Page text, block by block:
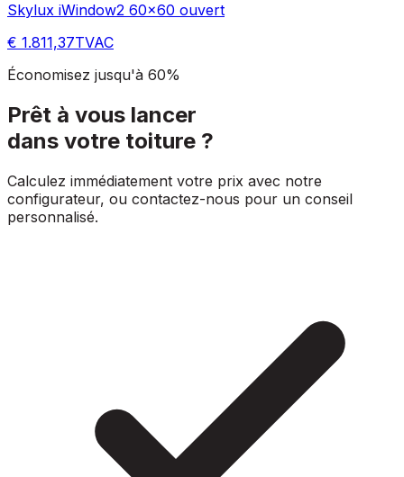
Skylux iWindow2 60x60 ouvert
€ 1.811,37TVAC
Économisez jusqu'à 60%
Prêt à vous lancer
dans votre toiture ?
Calculez immédiatement votre prix avec notre
configurateur, ou contactez-nous pour un conseil
personnalisé.